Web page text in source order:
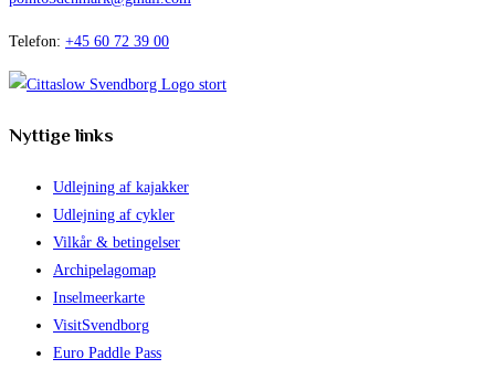
Telefon: +45 60 72 39 00
Nyttige links
Udlejning af kajakker
Udlejning af cykler
Vilkår & betingelser
Archipelagomap
Inselmeerkarte
VisitSvendborg
Euro Paddle Pass